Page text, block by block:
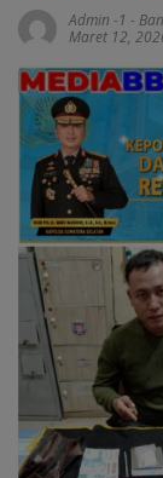
Admin -1 -
Maret 12,